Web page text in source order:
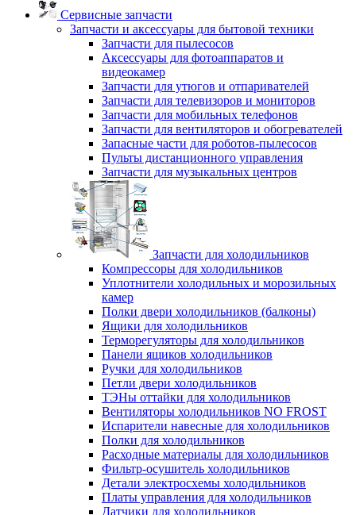
Сервисные запчасти
Запчасти и аксессуары для бытовой техники
Запчасти для пылесосов
Аксессуары для фотоаппаратов и
видеокамер
Запчасти для утюгов и отпаривателей
Запчасти для телевизоров и мониторов
Запчасти для мобильных телефонов
Запчасти для вентиляторов и обогревателей
Запасные части для роботов-пылесосов
Пульты дистанционного управления
Запчасти для музыкальных центров
Запчасти для холодильников
Компрессоры для холодильников
Уплотнители холодильных и морозильных
камер
Полки двери холодильников (балконы)
Ящики для холодильников
Терморегуляторы для холодильников
Панели ящиков холодильников
Ручки для холодильников
Петли двери холодильников
ТЭНы оттайки для холодильников
Вентиляторы холодильников NO FROST
Испарители навесные для холодильников
Полки для холодильников
Расходные материалы для холодильников
Фильтр-осушитель холодильников
Детали электросхемы холодильников
Платы управления для холодильников
Датчики для холодильников